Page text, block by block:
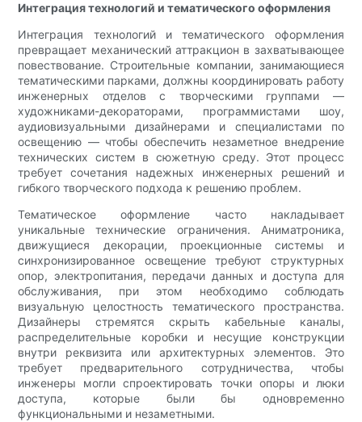
Интеграция технологий и тематического оформления
Интеграция технологий и тематического оформления
превращает механический аттракцион в захватывающее
повествование. Строительные компании, занимающиеся
тематическими парками, должны координировать работу
инженерных отделов с творческими группами —
художниками-декораторами, программистами шоу,
аудиовизуальными дизайнерами и специалистами по
освещению — чтобы обеспечить незаметное внедрение
технических систем в сюжетную среду. Этот процесс
требует сочетания надежных инженерных решений и
гибкого творческого подхода к решению проблем.
Тематическое оформление часто накладывает
уникальные технические ограничения. Аниматроника,
движущиеся декорации, проекционные системы и
синхронизированное освещение требуют структурных
опор, электропитания, передачи данных и доступа для
обслуживания, при этом необходимо соблюдать
визуальную целостность тематического пространства.
Дизайнеры стремятся скрыть кабельные каналы,
распределительные коробки и несущие конструкции
внутри реквизита или архитектурных элементов. Это
требует предварительного сотрудничества, чтобы
инженеры могли спроектировать точки опоры и люки
доступа, которые были бы одновременно
функциональными и незаметными.